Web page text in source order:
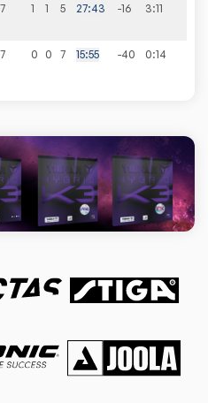
7 1 1 5 27:43 -16 3:11
7 0 0 7 15:55 -40 0:14